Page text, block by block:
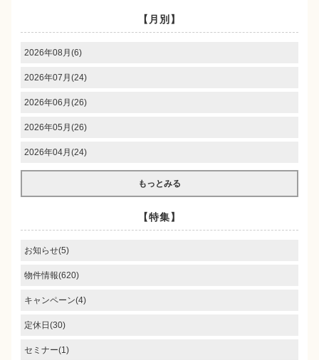
【月別】
2026年08月(6)
2026年07月(24)
2026年06月(26)
2026年05月(26)
2026年04月(24)
もっとみる
【特集】
お知らせ(5)
物件情報(620)
キャンペーン(4)
定休日(30)
セミナー(1)